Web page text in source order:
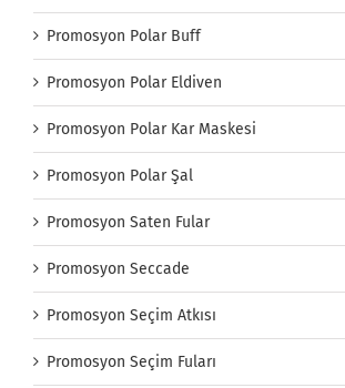
Promosyon Polar Buff
Promosyon Polar Eldiven
Promosyon Polar Kar Maskesi
Promosyon Polar Şal
Promosyon Saten Fular
Promosyon Seccade
Promosyon Seçim Atkısı
Promosyon Seçim Fuları